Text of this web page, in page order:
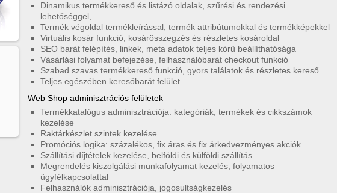
Dinamikus termékkereső és listázó oldalak, szűrési és rendezési
lehetőséggel,
Termék végoldal termékleírással, termék attribútumokkal és termékképekkel
Virtuális kosár funkció, kosárösszegzés és részletes kosároldal
SEO barát felépítés, linkek, meta adatok teljes körű beállíthatósága
Vásárlási folyamat befejezése, felhasználóbarát checkout funkció
Szabad szavas termékkereső funkció, gyors találatok és részletes kereső
Teljes egészében keresőbarát felület
Web Shop adminisztrációs felületek
Termékkatalógus adminisztrációja: kategóriák, termékek és cikkszámok
kezelése
Raktárkészlet szintek kezelése
Promóciós logika: százalékos, fix áras és fix árkedvezményes akciók
Szállítási díjtételek kezelése, belföldi és külföldi szállítás
Megrendelés kiszolgálási munkafolyamat kezelés, folyamatos
ügyfélkapcsolattal
Felhasználók adminisztrációja, jogosultságkezelés